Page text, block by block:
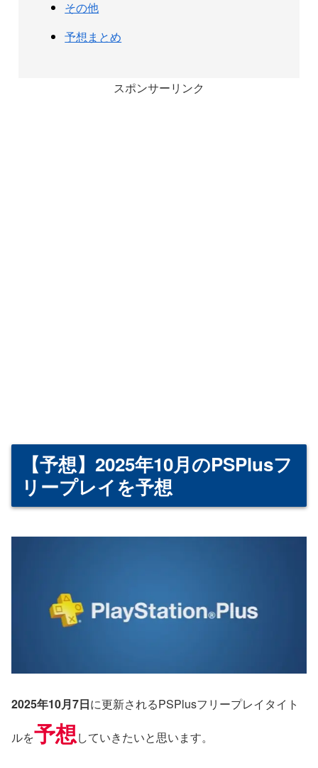
その他
予想まとめ
スポンサーリンク
【予想】2025年10月のPSPlusフ
リープレイを予想
2025年10月7日に更新されるPSPlusフリープレイタイト
ルを予想していきたいと思います。